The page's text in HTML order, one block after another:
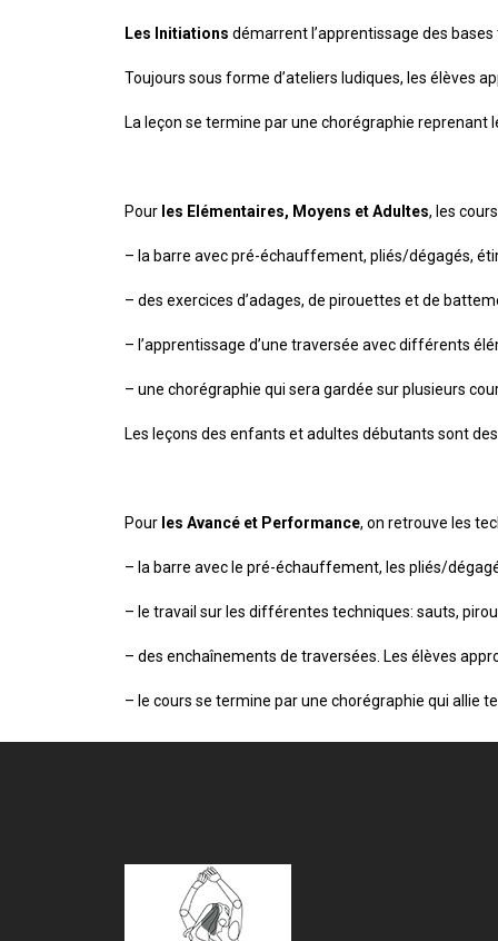
Les Initiations démarrent l’apprentissage des
Toujours sous forme d’ateliers ludiques, les élèves
La leçon se termine par une chorégraphie reprenant
Pour les Elémentaires, Moyens et Adultes, les
– la barre avec pré-échauffement, pliés/dégagés,
– des exercices d’adages, de pirouettes et de
– l’apprentissage d’une traversée avec différents
– une chorégraphie qui sera gardée sur plusieurs
Les leçons des enfants et adultes débutants sont
Pour les Avancé et Performance, on retrouve les
– la barre avec le pré-échauffement, les pliés/
– le travail sur les différentes techniques: sauts,
– des enchaînements de traversées. Les élèves
– le cours se termine par une chorégraphie qui allie